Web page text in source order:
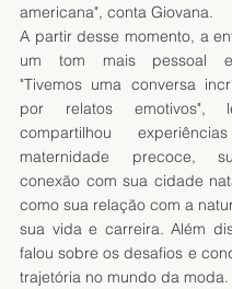
americana", conta Giovana.
A partir desse momento, a
um tom mais pessoal e
"Tivemos uma conversa
por relatos emotivos",
compartilhou
maternidade precoce,
conexão com sua cidade
como sua relação com a
sua vida e carreira. Além
falou sobre os desafios e
trajetória no mundo da moda.